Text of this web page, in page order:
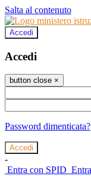
Salta al contenuto
Accedi
Accedi
button close ×
Password dimenticata?
-
Entra con SPID